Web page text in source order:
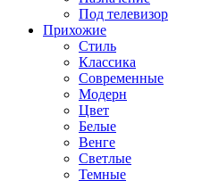
Под телевизор
Прихожие
Стиль
Классика
Современные
Модерн
Цвет
Белые
Венге
Светлые
Темные